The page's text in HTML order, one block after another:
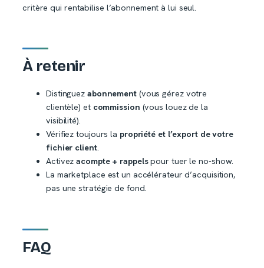
critère qui rentabilise l’abonnement à lui seul.
À retenir
Distinguez abonnement(vous gérez votre
clientèle) et commission (vous louez de la
visibilité).
Vérifiez toujours la propriété et l’export de votre
fichier client.
Activezacompte + rappelspour tuer le no-show.
La marketplace est un accélérateur d’acquisition,
pas une stratégie de fond.
FAQ